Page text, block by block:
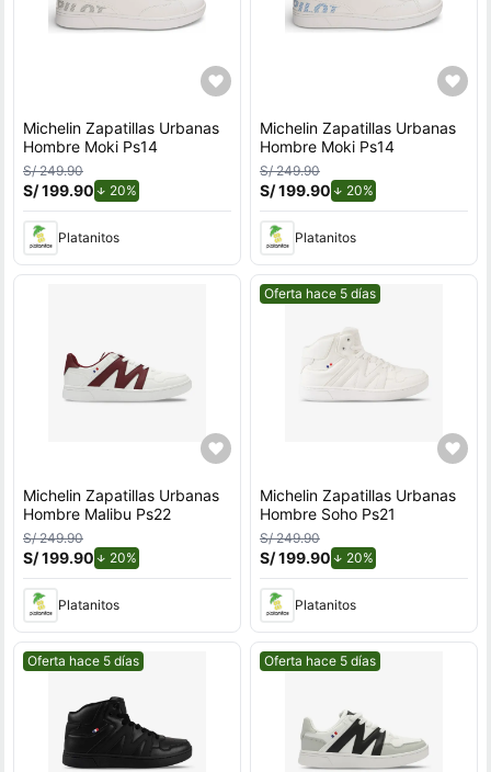
Michelin Zapatillas Urbanas
Hombre Moki Ps14
S/ 249.90
S/ 199.90 20%
Platanitos
Michelin Zapatillas Urbanas
Hombre Moki Ps14
S/ 249.90
S/ 199.90 20%de descuento.
Platanitos
Michelin Zapatillas Urbanas
Hombre Malibu Ps22
S/ 249.90
S/ 199.90 20%
Platanitos
Mejor precio.
Oferta hace 5 días
Michelin Zapatillas Urbanas
Hombre Soho Ps21
S/ 249.90
S/ 199.90 20%de descuento.
Platanitos
Mejor precio.
Oferta hace 5 días Mejor precio.
Oferta hace 5 días